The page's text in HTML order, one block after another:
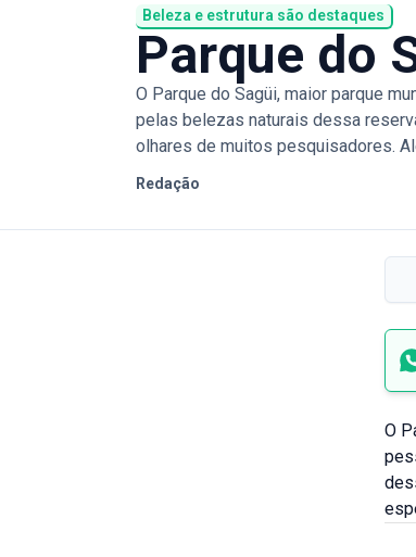
Beleza e estrutura são destaques
Parque do
O Parque do Sagüi, maior parque
pelas belezas naturais dessa
olhares de muitos pesquisadores.
Redação
O